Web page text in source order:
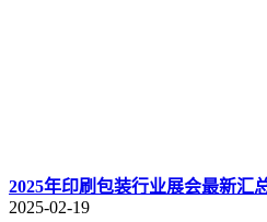
2025年印刷包装行业展会最新汇
2025-02-19